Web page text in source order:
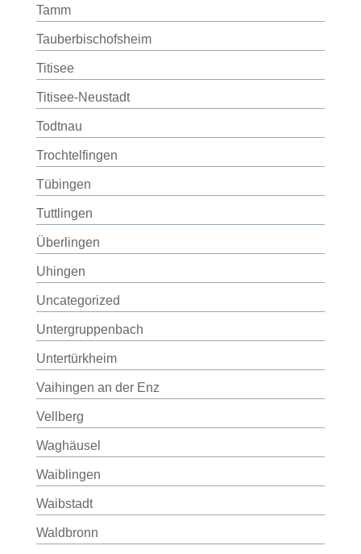
Tamm
Tauberbischofsheim
Titisee
Titisee-Neustadt
Todtnau
Trochtelfingen
Tübingen
Tuttlingen
Überlingen
Uhingen
Uncategorized
Untergruppenbach
Untertürkheim
Vaihingen an der Enz
Vellberg
Waghäusel
Waiblingen
Waibstadt
Waldbronn